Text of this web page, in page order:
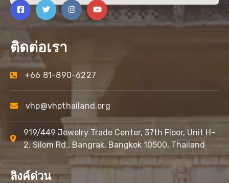
ติดต่อเรา
+66 81-890-6227
vhp@vhpthailand.org
919/449 Jewelry Trade Center, 37th Floor, Unit H-
2, Silom Rd., Bangrak, Bangkok 10500, Thailand
ลิงค์ด่วน